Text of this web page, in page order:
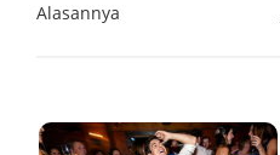
Alasannya